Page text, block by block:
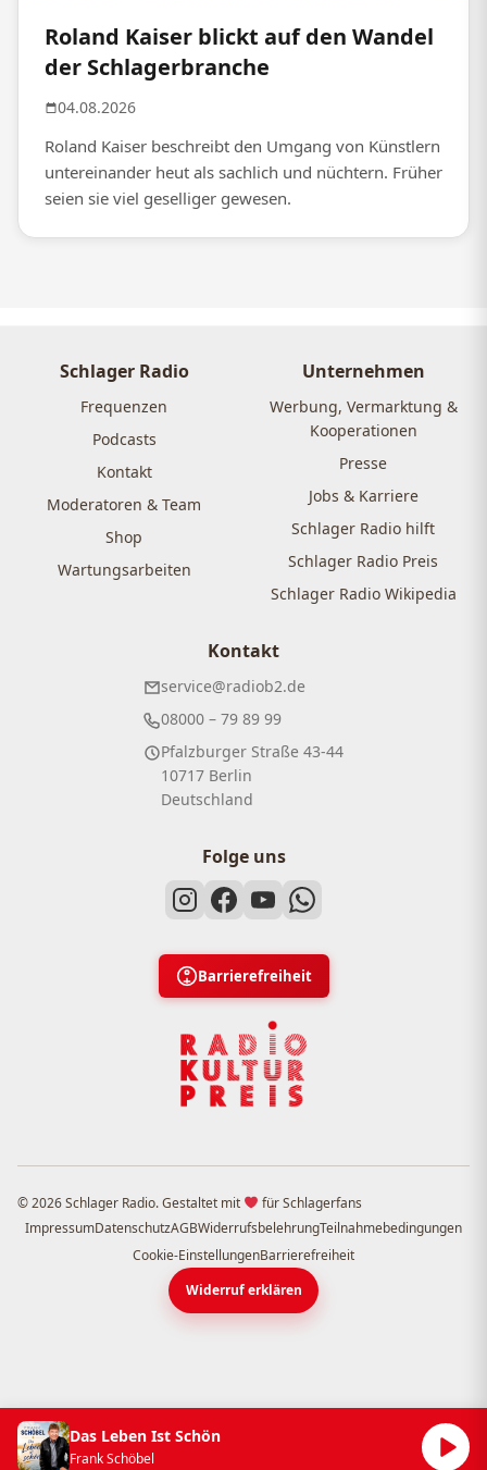
Roland Kaiser blickt auf den Wandel
der Schlagerbranche
04.08.2026
Roland Kaiser beschreibt den Umgang von Künstlern
untereinander heut als sachlich und nüchtern. Früher
seien sie viel geselliger gewesen.
Schlager Radio
Frequenzen
Podcasts
Kontakt
Moderatoren & Team
Shop
Wartungsarbeiten
Unternehmen
Werbung, Vermarktung &
Kooperationen
Presse
Jobs & Karriere
Schlager Radio hilft
Schlager Radio Preis
Schlager Radio Wikipedia
Kontakt
service@radiob2.de
08000 – 79 89 99
Pfalzburger Straße 43-44
10717 Berlin
Deutschland
Folge uns
Barrierefreiheit
© 2026 Schlager Radio. Gestaltet mit
für Schlagerfans
ImpressumDatenschutzAGBWiderrufsbelehrungTeilnahmebedingungen
Cookie-EinstellungenBarrierefreiheit
Widerruf erklären
Das Leben Ist Schön
Frank Schöbel